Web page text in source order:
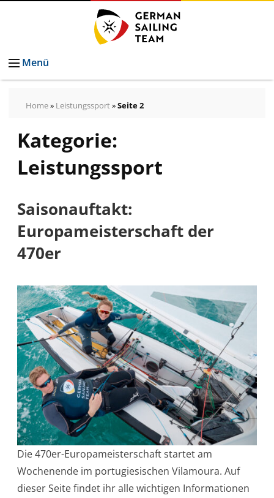
Menü
Home» Leistungssport»Seite 2
Kategorie:
Leistungssport
Saisonauftakt:
Europameisterschaft der
470er
Die 470er-Europameisterschaft startet am
Wochenende im portugiesischen Vilamoura. Auf
dieser Seite findet ihr alle wichtigen Informationen